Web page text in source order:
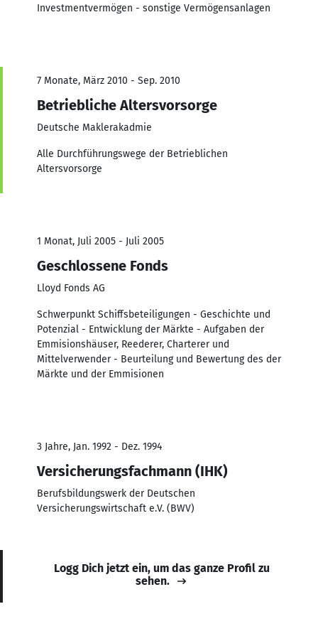
Investmentvermögen - sonstige Vermögensanlagen
7 Monate, März 2010 - Sep. 2010
Betriebliche Altersvorsorge
Deutsche Maklerakadmie
Alle Durchführungswege der Betrieblichen
Altersvorsorge
1 Monat, Juli 2005 - Juli 2005
Geschlossene Fonds
Lloyd Fonds AG
Schwerpunkt Schiffsbeteiligungen - Geschichte und
Potenzial - Entwicklung der Märkte - Aufgaben der
Emmisionshäuser, Reederer, Charterer und
Mittelverwender - Beurteilung und Bewertung des der
Märkte und der Emmisionen
3 Jahre, Jan. 1992 - Dez. 1994
Versicherungsfachmann (IHK)
Berufsbildungswerk der Deutschen
Versicherungswirtschaft e.V. (BWV)
Logg Dich jetzt ein, um das ganze Profil zu
sehen.